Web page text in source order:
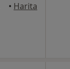
• Harita